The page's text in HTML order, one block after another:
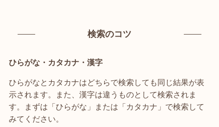
検索のコツ
ひらがな・カタカナ・漢字
ひらがなとカタカナはどちらで検索しても同じ結果が表
示されます。また、漢字は違うものとして検索されま
す。まずは「ひらがな」または「カタカナ」で検索して
みてください。